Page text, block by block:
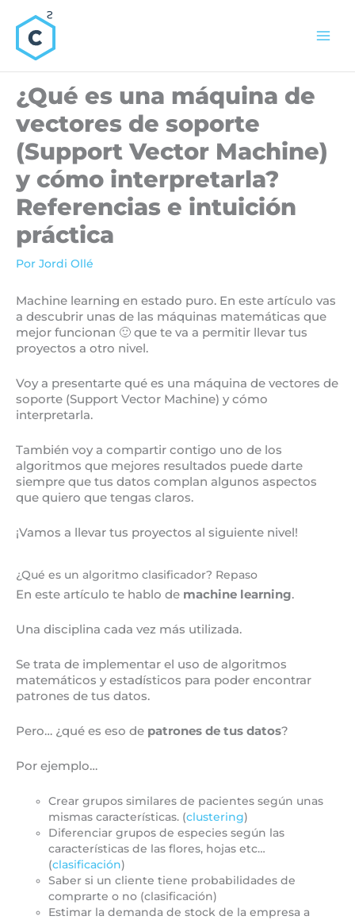
contenido
¿Qué es una máquina de
vectores de soporte
(Support Vector Machine)
y cómo interpretarla?
Referencias e intuición
práctica
Por Jordi Ollé
Machine learning en estado puro. En este artículo vas
a descubrir unas de las máquinas matemáticas que
mejor funcionan 🙂 que te va a permitir llevar tus
proyectos a otro nivel.
Voy a presentarte qué es una máquina de vectores de
soporte (Support Vector Machine) y cómo
interpretarla.
También voy a compartir contigo uno de los
algoritmos que mejores resultados puede darte
siempre que tus datos complan algunos aspectos
que quiero que tengas claros.
¡Vamos a llevar tus proyectos al siguiente nivel!
¿Qué es un algoritmo clasificador? Repaso
En este artículo te hablo de machine learning.
Una disciplina cada vez más utilizada.
Se trata de implementar el uso de algoritmos
matemáticos y estadísticos para poder encontrar
patrones de tus datos.
Pero… ¿qué es eso de patrones de tus datos?
Por ejemplo…
Crear grupos similares de pacientes según unas
mismas características. (clustering)
Diferenciar grupos de especies según las
características de las flores, hojas etc…
(clasificación)
Saber si un cliente tiene probabilidades de
comprarte o no (clasificación)
Estimar la demanda de stock de la empresa a